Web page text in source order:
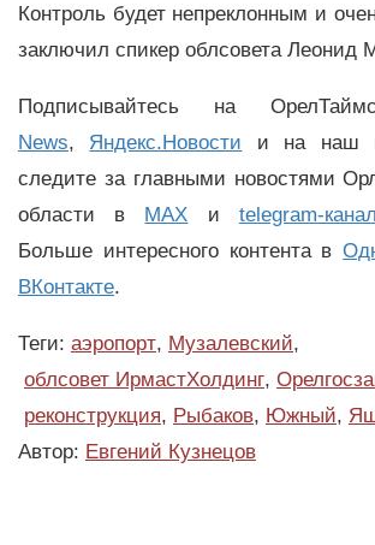
Контроль будет непреклонным и
заключил спикер облсовета Леонид
Подписывайтесь на
News, Яндекс.Новости и на наш
следите за главными новостями
области в MAX и telegram-
Больше интересного контента в
ВКонтакте.
Теги: аэропорт, Музалевский,
облсовет ИрмастХолдинг,
реконструкция, Рыбаков, Южный,
Автор: Евгений Кузнецов